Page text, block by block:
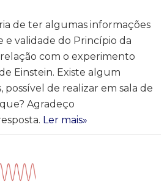
de ter algumas informações
e validade do Princípio da
com o experimento
Einstein. Existe algum
de realizar em sala de
Agradeço
Ler mais»